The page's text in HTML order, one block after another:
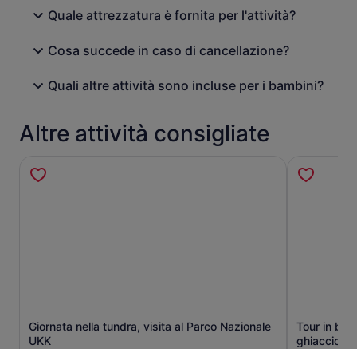
Quale attrezzatura è fornita per l'attività?
Cosa succede in caso di cancellazione?
Quali altre attività sono incluse per i bambini?
Altre attività consigliate
Giornata nella tundra, visita al Parco Nazionale
UKK
Apertura in una nuova scheda
Tour in
ghiaccio e